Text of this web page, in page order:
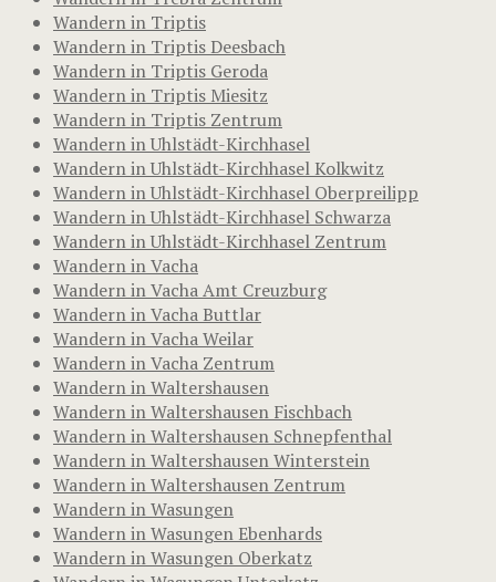
Wandern in Triptis
Wandern in Triptis Deesbach
Wandern in Triptis Geroda
Wandern in Triptis Miesitz
Wandern in Triptis Zentrum
Wandern in Uhlstädt-Kirchhasel
Wandern in Uhlstädt-Kirchhasel Kolkwitz
Wandern in Uhlstädt-Kirchhasel Oberpreilipp
Wandern in Uhlstädt-Kirchhasel Schwarza
Wandern in Uhlstädt-Kirchhasel Zentrum
Wandern in Vacha
Wandern in Vacha Amt Creuzburg
Wandern in Vacha Buttlar
Wandern in Vacha Weilar
Wandern in Vacha Zentrum
Wandern in Waltershausen
Wandern in Waltershausen Fischbach
Wandern in Waltershausen Schnepfenthal
Wandern in Waltershausen Winterstein
Wandern in Waltershausen Zentrum
Wandern in Wasungen
Wandern in Wasungen Ebenhards
Wandern in Wasungen Oberkatz